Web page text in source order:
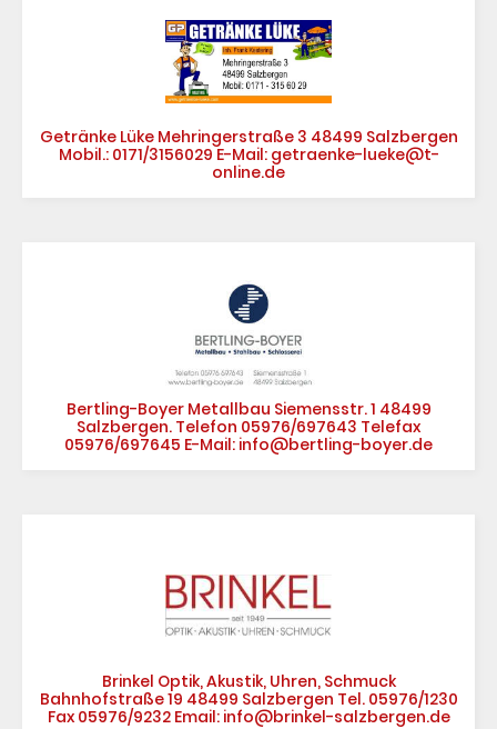
Getränke Lüke Mehringerstraße 3 48499 Salzbergen
Mobil.: 0171/3156029 E-Mail: getraenke-lueke@t-
online.de
Bertling-Boyer Metallbau Siemensstr. 1 48499
Salzbergen. Telefon 05976/697643 Telefax
05976/697645 E-Mail: info@bertling-boyer.de
Brinkel Optik, Akustik, Uhren, Schmuck
Bahnhofstraße 19 48499 Salzbergen Tel. 05976/1230
Fax 05976/9232 Email: info@brinkel-salzbergen.de